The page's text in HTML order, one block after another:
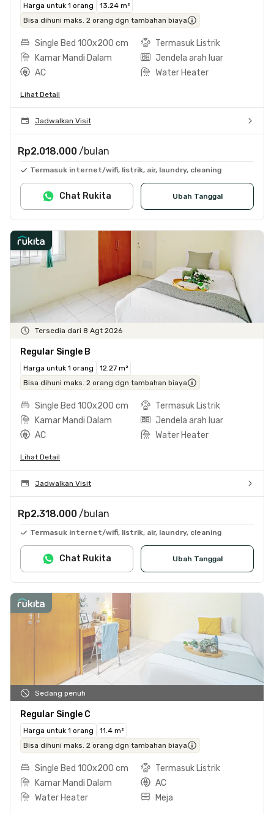
Harga untuk 1 orang
13.24 m²
Bisa dihuni maks. 2 orang dgn tambahan biaya
Single Bed 100x200 cm
Termasuk Listrik
Kamar Mandi Dalam
Jendela arah luar
AC
Water Heater
Lihat Detail
Jadwalkan Visit
Rp2.018.000 /bulan
Termasuk internet/wifi, listrik, air, laundry, cleaning
Ubah Tanggal
Chat Rukita
Tersedia dari 8 Agt 2026
Regular Single B
Harga untuk 1 orang
12.27 m²
Bisa dihuni maks. 2 orang dgn tambahan biaya
Single Bed 100x200 cm
Termasuk Listrik
Kamar Mandi Dalam
Jendela arah luar
AC
Water Heater
Lihat Detail
Jadwalkan Visit
Rp2.318.000 /bulan
Termasuk internet/wifi, listrik, air, laundry, cleaning
Ubah Tanggal
Chat Rukita
Sedang penuh
Regular Single C
Harga untuk 1 orang
11.4 m²
Bisa dihuni maks. 2 orang dgn tambahan biaya
Single Bed 100x200 cm
Termasuk Listrik
Kamar Mandi Dalam
AC
Water Heater
Meja